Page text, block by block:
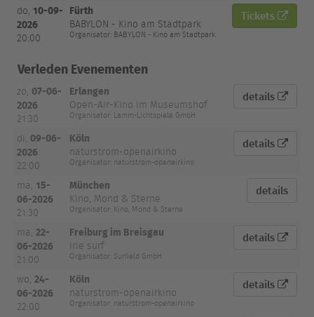
do, 10-09-
2026
20:00
Fürth
BABYLON - Kino am Stadtpark
Organisator: BABYLON - Kino am Stadtpark
Tickets
Verleden Evenementen
zo, 07-06-
2026
21:30
Erlangen
Open-Air-Kino im Museumshof
Organisator: Lamm-Lichtspiele GmbH
details
di, 09-06-
2026
22:00
Köln
naturstrom-openairkino
Organisator: naturstrom-openairkino
details
ma, 15-
06-2026
21:30
München
Kino, Mond & Sterne
Organisator: Kino, Mond & Sterne
details
ma, 22-
06-2026
21:00
Freiburg im Breisgau
irie surf
Organisator: Surfield GmbH
details
wo,24-
06-2026
22:00
Köln
naturstrom-openairkino
Organisator: naturstrom-openairkino
details